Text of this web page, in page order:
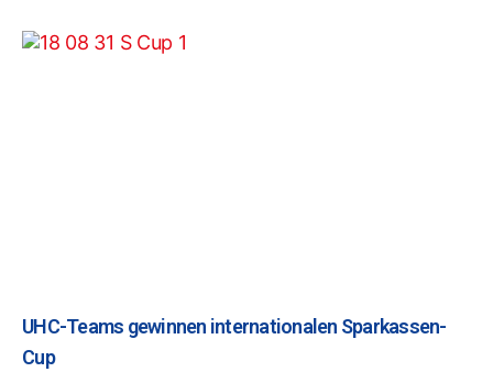
UHC-Teams gewinnen internationalen Sparkassen-
Cup